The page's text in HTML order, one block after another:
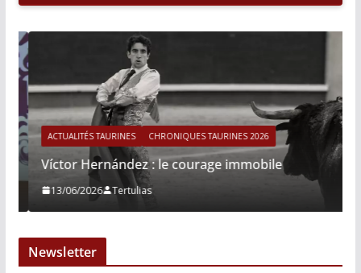
ACTUALITÉS TAURINES CHRONIQUES TAURINES 2026
Víctor Hernández : le courage immobile
13/06/2026 Tertulias
Newsletter